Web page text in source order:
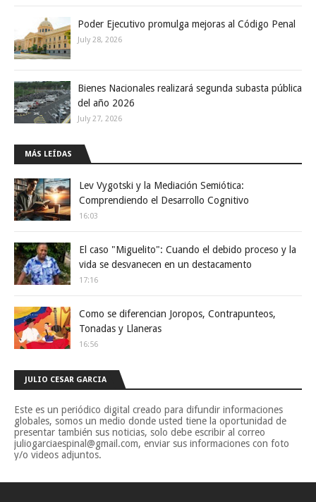
Poder Ejecutivo promulga mejoras al Código Penal
July 28, 2026
Bienes Nacionales realizará segunda subasta pública
del año 2026
July 27, 2026
MÁS LEÍDAS
Lev Vygotski y la Mediación Semiótica:
Comprendiendo el Desarrollo Cognitivo
16:03
El caso "Miguelito": Cuando el debido proceso y la
vida se desvanecen en un destacamento
17:16
Como se diferencian Joropos, Contrapunteos,
Tonadas y Llaneras
16:56
JULIO CESAR GARCIA
Este es un periódico digital creado para difundir informaciones
globales, somos un medio donde usted tiene la oportunidad de
presentar también sus noticias, solo debe escribir al correo
juliogarciaespinal@gmail.com, enviar sus informaciones con foto
y/o videos adjuntos.